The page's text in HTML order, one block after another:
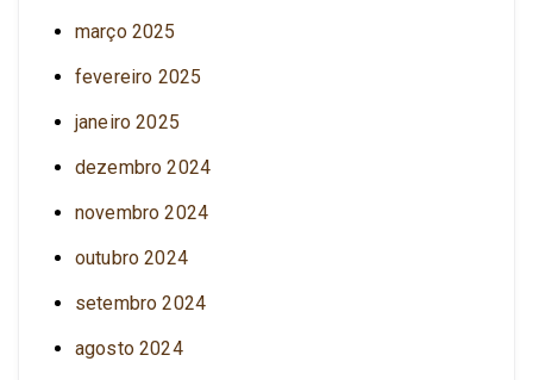
março 2025
fevereiro 2025
janeiro 2025
dezembro 2024
novembro 2024
outubro 2024
setembro 2024
agosto 2024